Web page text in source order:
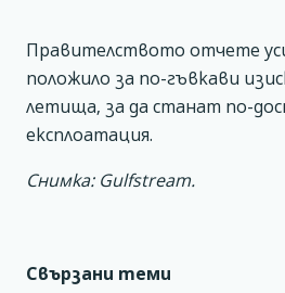
Правителството отчете
положило за по-гъвкави
летища, за да станат по-
експлоатация.
Снимка: Gulfstream.
Свързани теми